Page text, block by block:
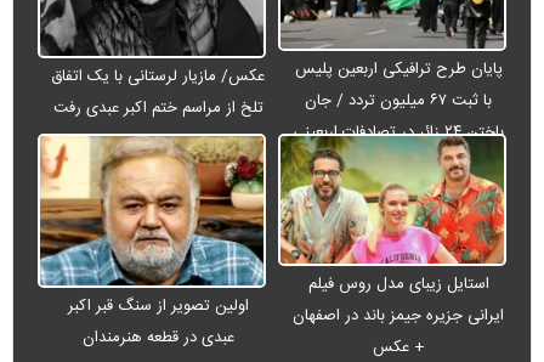
پایان طرح ترافیکی اربعین پلیس
با ثبت ۶۷ میلیون تردد / جان
باختن ۲۴ زائر در تصادفات اربعینی
عکس/ مازیار لرستانی با یک اتفاق
تلخ از مراسم ختم اکبر عبدی رفت
استایل زیبای مدل روس فیلم
ایرانی جزیره جیمز باند در اصفهان
+ عکس
اولین تصویر از سنگ قبر اکبر
عبدی در قطعه هنرمندان